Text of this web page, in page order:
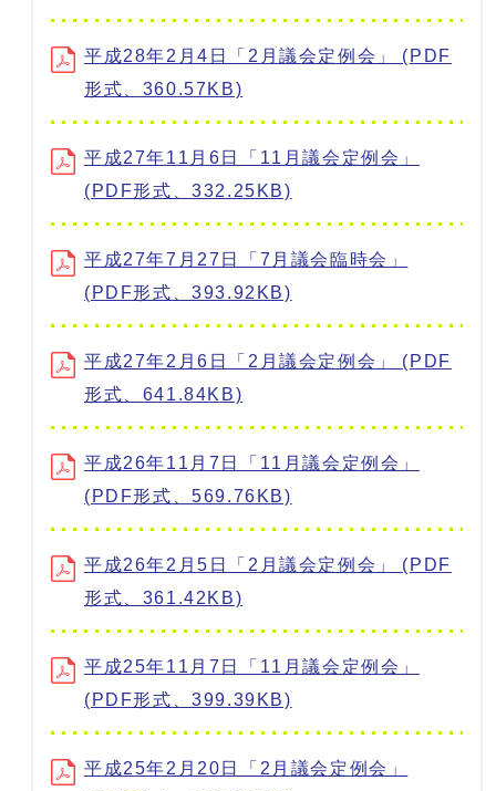
平成28年2月4日「2月議会定例会」 (PDF
形式、360.57KB)
平成27年11月6日「11月議会定例会」
(PDF形式、332.25KB)
平成27年7月27日「7月議会臨時会」
(PDF形式、393.92KB)
平成27年2月6日「2月議会定例会」 (PDF
形式、641.84KB)
平成26年11月7日「11月議会定例会」
(PDF形式、569.76KB)
平成26年2月5日「2月議会定例会」 (PDF
形式、361.42KB)
平成25年11月7日「11月議会定例会」
(PDF形式、399.39KB)
平成25年2月20日「2月議会定例会」